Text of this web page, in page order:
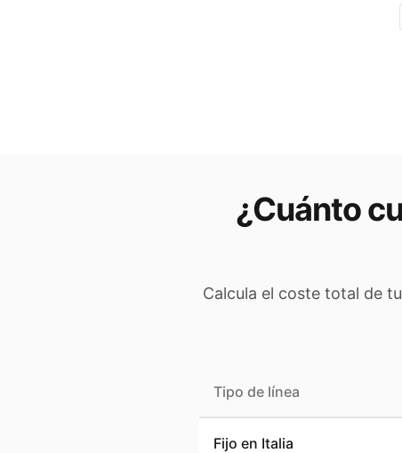
¿Cuánto
Calcula el coste total de
Tipo de línea
Fijo en Italia